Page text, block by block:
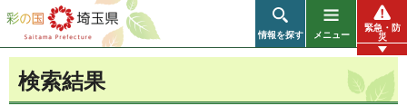
彩の国 埼玉県
情報を探す メニュー
緊急・防
災
検索結果